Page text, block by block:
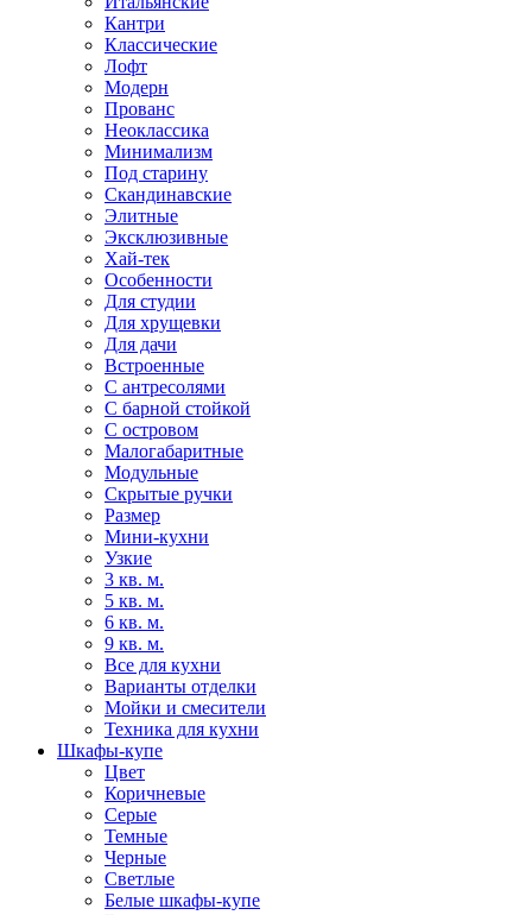
Кантри
Классические
Лофт
Модерн
Прованс
Неоклассика
Минимализм
Под старину
Скандинавские
Элитные
Эксклюзивные
Хай-тек
Особенности
Для студии
Для хрущевки
Для дачи
Встроенные
С антресолями
С барной стойкой
С островом
Малогабаритные
Модульные
Скрытые ручки
Размер
Мини-кухни
Узкие
3 кв. м.
5 кв. м.
6 кв. м.
9 кв. м.
Все для кухни
Варианты отделки
Мойки и смесители
Техника для кухни
Шкафы-купе
Цвет
Коричневые
Серые
Темные
Черные
Светлые
Белые шкафы-купе